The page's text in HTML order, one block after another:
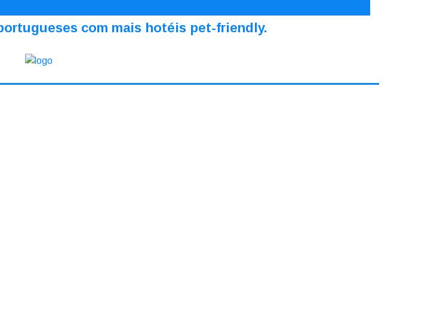
com mais hotéis pet-friendly.